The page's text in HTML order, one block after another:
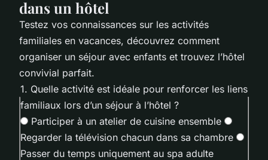
dans un hôtel
Testez vos connaissances sur les activités
familiales en vacances, découvrez comment
organiser un séjour avec enfants et trouvez l’hôtel
convivial parfait.
1. Quelle activité est idéale pour renforcer les liens
familiaux lors d’un séjour à l’hôtel ?
Participer à un atelier de cuisine ensemble
Regarder la télévision chacun dans sa chambre
Passer du temps uniquement au spa adulte